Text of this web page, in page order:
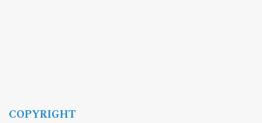
COPYRIGHT